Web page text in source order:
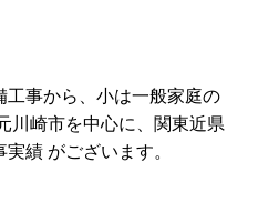
事から、小は一般家庭の
川崎市を中心に、関東近県
績 がございます。